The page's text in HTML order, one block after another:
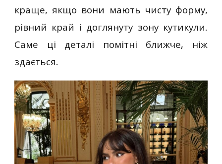
краще, якщо вони мають чисту форму,
рівний край і доглянуту зону кутикули.
Саме ці деталі помітні ближче, ніж
здається.